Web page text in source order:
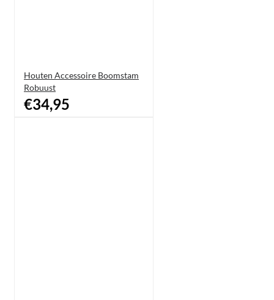
Houten Accessoire Boomstam
Robuust
€34,95